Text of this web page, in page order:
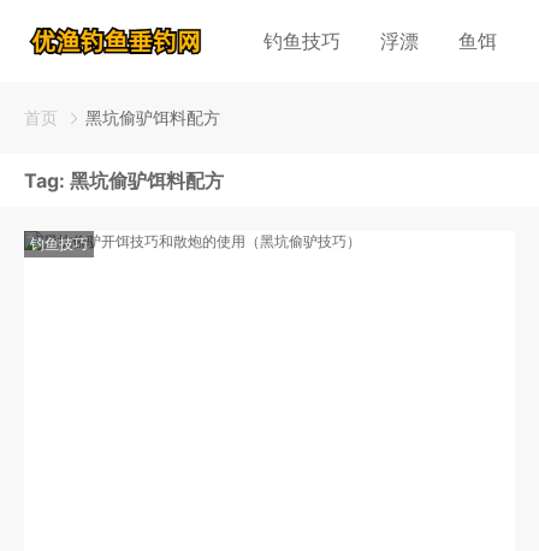
钓鱼技巧 浮漂 鱼饵
首页 黑坑偷驴饵料配方
Tag: 黑坑偷驴饵料配方
钓鱼技巧